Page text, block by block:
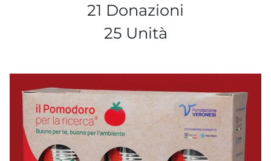
21 Donazioni
25 Unità